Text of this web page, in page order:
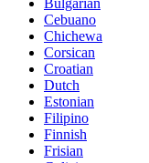
Cebuano
Chichewa
Corsican
Croatian
Dutch
Estonian
Filipino
Finnish
Frisian